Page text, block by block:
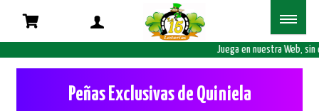
Juega en nuestra Web, sin
Peñas Exclusivas de Quiniela